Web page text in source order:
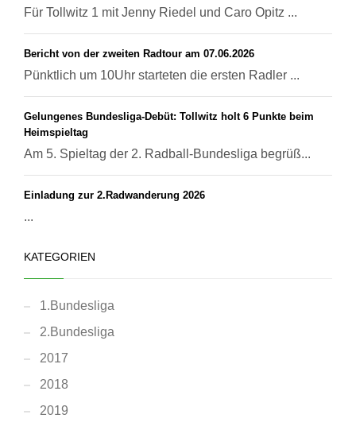
Für Tollwitz 1 mit Jenny Riedel und Caro Opitz ...
Bericht von der zweiten Radtour am 07.06.2026
Pünktlich um 10Uhr starteten die ersten Radler ...
Gelungenes Bundesliga-Debüt: Tollwitz holt 6 Punkte beim
Heimspieltag
Am 5. Spieltag der 2. Radball-Bundesliga begrüß...
Einladung zur 2.Radwanderung 2026
...
KATEGORIEN
1.Bundesliga
2.Bundesliga
2017
2018
2019